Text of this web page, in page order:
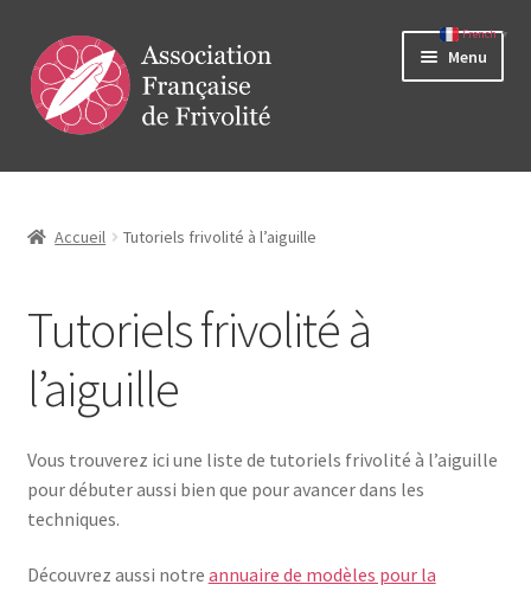
Aller
à
la
navigation
Aller
au
contenu
Menu
Vie de l’association
Cours et stages
Ressources
Annuaire de modèles
Accueil Tutoriels frivolité à l’aiguille
Tutoriels frivolité à
l’aiguille
Vous trouverez ici une liste de tutoriels frivolité à l’aiguille
pour débuter aussi bien que pour avancer dans les
techniques.
Découvrez aussi notre annuaire de modèles pour la
French ▼